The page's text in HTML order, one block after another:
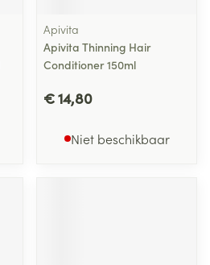
Apivita
Apivita Thinning Hair
Conditioner 150ml
€ 14,80
Niet beschikbaar